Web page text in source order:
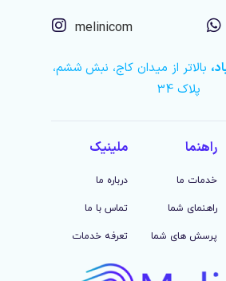
melinicom
بالاتر از میدان کاج، نبش ششم،
پلاک 34
راهنما
خدمات ما
راهنمای شما
پرسش های شما
ملینیک
درباره ما
تماس با ما
تعرفه خدمات